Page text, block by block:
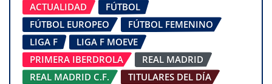
ACTUALIDAD
FÚTBOL
FÚTBOL EUROPEO
FÚTBOL FEMENINO
LIGA F
LIGA F MOEVE
PRIMERA IBERDROLA
REAL MADRID
REAL MADRID C.F.
TITULARES DEL DÍA